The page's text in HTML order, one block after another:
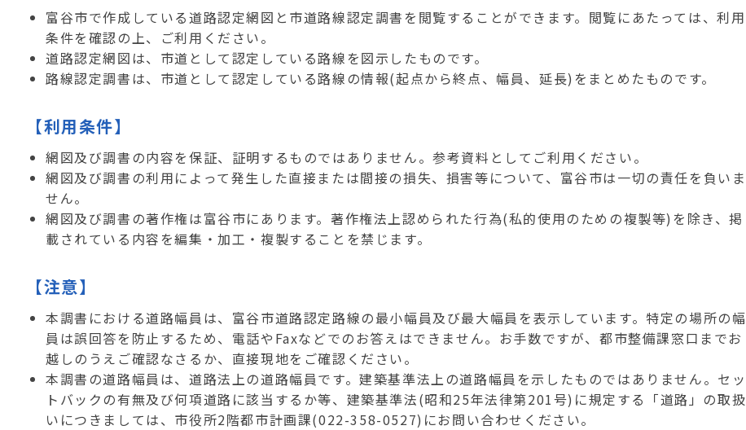
富谷市で作成している道路認定網図と市道路線認定調書を閲覧することができます。閲覧にあたっては、利用
条件を確認の上、ご利用ください。
道路認定網図は、市道として認定している路線を図示したものです。
路線認定調書は、市道として認定している路線の情報(起点から終点、幅員、延長)をまとめたものです。
【利用条件】
網図及び調書の内容を保証、証明するものではありません。参考資料としてご利用ください。
網図及び調書の利用によって発生した直接または間接の損失、損害等について、富谷市は一切の責任を負いま
せん。
網図及び調書の著作権は富谷市にあります。著作権法上認められた行為(私的使用のための複製等)を除き、掲
載されている内容を編集・加工・複製することを禁じます。
【注意】
本調書における道路幅員は、富谷市道路認定路線の最小幅員及び最大幅員を表示しています。特定の場所の幅
員は誤回答を防止するため、電話やFaxなどでのお答えはできません。お手数ですが、都市整備課窓口までお
越しのうえご確認なさるか、直接現地をご確認ください。
本調書の道路幅員は、道路法上の道路幅員です。建築基準法上の道路幅員を示したものではありません。セッ
トバックの有無及び何項道路に該当するか等、建築基準法(昭和25年法律第201号)に規定する「道路」の取扱
いにつきましては、市役所2階都市計画課(022-358-0527)にお問い合わせください。